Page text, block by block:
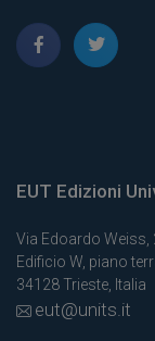
EUT Edizioni
Via Edoardo Weiss,
Edificio W, piano
34128 Trieste, Italia
eut@units.it